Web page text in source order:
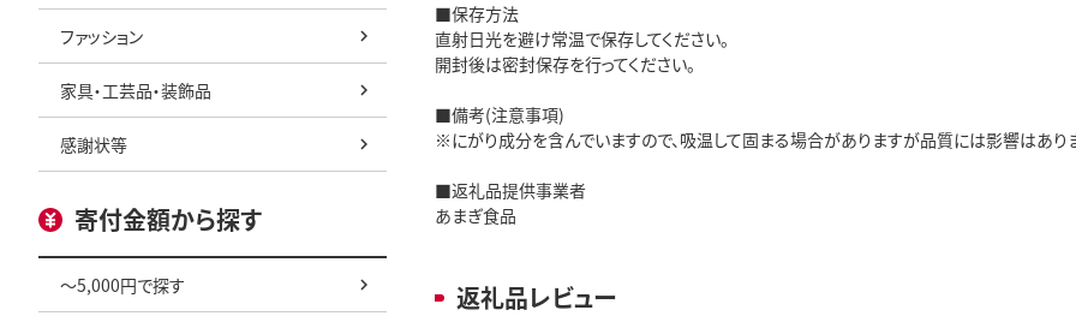
ファッション
家具・工芸品・装飾品
感謝状等
寄付金額から探す
～5,000円で探す
■保存方法
直射日光を避け常温で保存してください。
開封後は密封保存を行ってください。
■備考(注意事項)
※にがり成分を含んでいますので、吸温して固まる場合がありますが品質には影響はあり
■返礼品提供事業者
あまぎ食品
返礼品レビュー